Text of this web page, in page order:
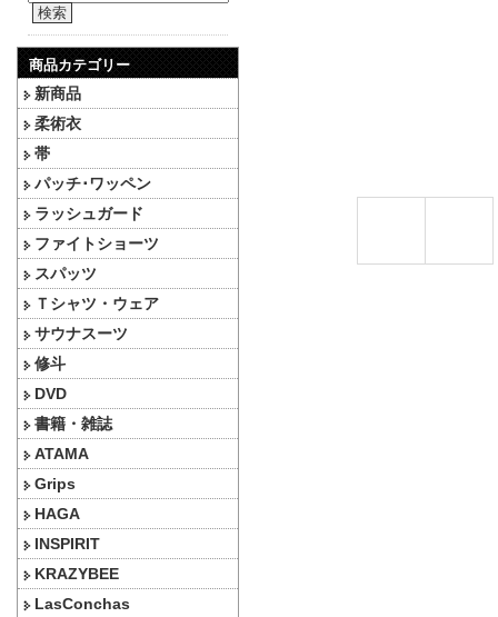
検索
商品カテゴリー
新商品
柔術衣
帯
パッチ･ワッペン
ラッシュガード
ファイトショーツ
スパッツ
Ｔシャツ・ウェア
サウナスーツ
修斗
DVD
書籍・雑誌
ATAMA
Grips
HAGA
INSPIRIT
KRAZYBEE
LasConchas